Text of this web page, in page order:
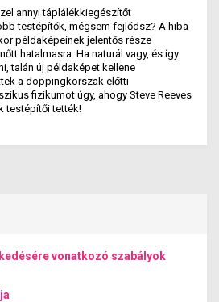
annyi táplálékkiegészítőt
testépítők, mégsem fejlődsz? A hiba
példaképeinek jelentős része
hatalmasra. Ha naturál vagy, és így
talán új példaképet kellene
a doppingkorszak előtti
fizikumot úgy, ahogy Steve Reeves
testépítői tették!
vonatkozó szabályok